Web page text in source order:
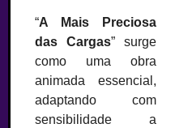
“A Mais Preciosa
das Cargas” surge
como uma obra
animada essencial,
adaptando com
sensibilidade a